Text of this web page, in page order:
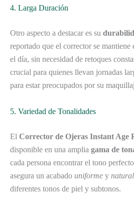
4. Larga Duración
Otro aspecto a destacar es su
reportado que el corrector se mantiene
el día, sin necesidad de retoques
crucial para quienes llevan jornadas
para estar preocupados por su
5. Variedad de Tonalidades
El Corrector de Ojeras Instant Age
disponible en una amplia gama de
cada persona encontrar el tono
asegura un acabado uniforme y natural
diferentes tonos de piel y subtonos.